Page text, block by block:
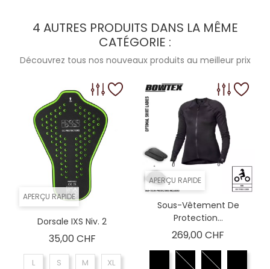
4 AUTRES PRODUITS DANS LA MÊME
CATÉGORIE :
Découvrez tous nos nouveaux produits au meilleur prix
APERÇU RAPIDE
Dorsale IXS Niv. 2
35,00 CHFPrix
L S M XL
APERÇU RAPIDE
Sous-Vêtement De
Protection...
269,00 CHF